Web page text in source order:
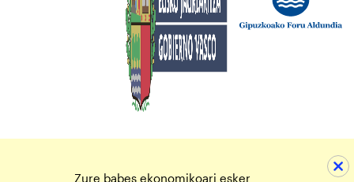
Zure babes ekonomikoari esker